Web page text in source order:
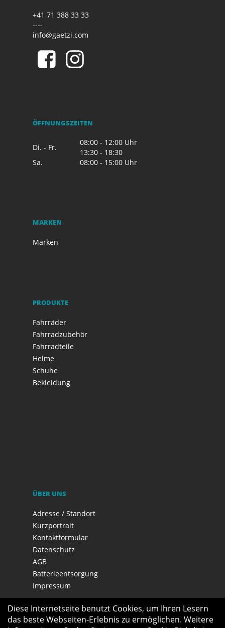
+41 71 388 33 33
----
info@gaetzi.com
ÖFFNUNGSZEITEN
Di. - Fr.
08:00 - 12:00 Uhr
13:30 - 18:30
Sa.
08:00 - 15:00 Uhr
MARKEN
Marken
PRODUKTE
Fahrräder
Fahrradzubehör
Fahrradteile
Helme
Schuhe
Bekleidung
ÜBER UNS
Adresse / Standort
Kurzportrait
Kontaktformular
Datenschutz
AGB
Batterieentsorgung
Impressum
Diese Internetseite benutzt Cookies, um Ihren Lesern
das beste Webseiten-Erlebnis zu ermöglichen. Weitere